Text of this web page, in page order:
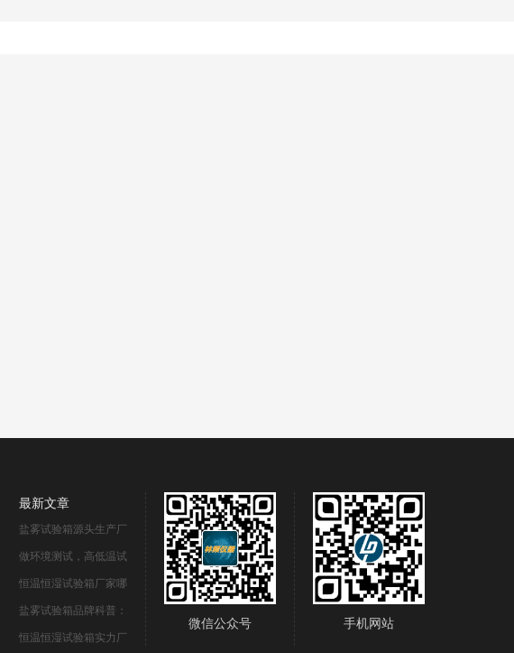
最新文章
盐雾试验箱源头生产厂
做环境测试，高低温试
恒温恒湿试验箱厂家哪
盐雾试验箱品牌科普：
恒温恒湿试验箱实力厂
微信公众号 手机网站